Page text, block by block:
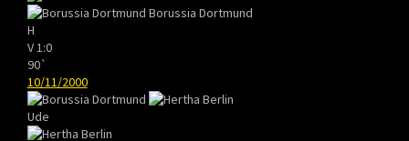
Borussia Dortmund
H
V 1:0
90`
10/11/2000
Ude